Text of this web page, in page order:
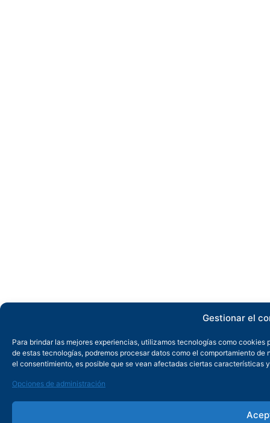
Gestionar el
Para brindar las mejores experiencias, utilizamos tecnologías como
de estas tecnologías, podremos procesar datos como el comportamiento
el consentimiento, es posible que se vean afectadas ciertas características
Opciones de administración